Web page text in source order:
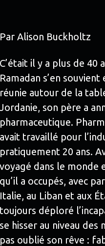
Par Alison Buckholtz
C’était il y a plus de 40
Ramadan s’en
réunie autour de la
Jordanie, son père a
pharmaceutique.
avait travaillé pour
pratiquement 20 ans.
voyagé dans le monde
qu’il a occupés, avec
Italie, au Liban et aux
toujours déploré
se hisser au niveau des
pas oublié son rêve :